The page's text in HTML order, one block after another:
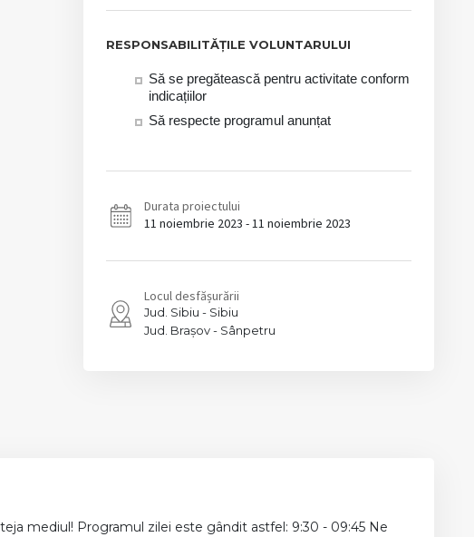
RESPONSABILITĂȚILE VOLUNTARULUI
Să se pregătească pentru activitate conform
indicațiilor
Să respecte programul anunțat
Durata proiectului
11 noiembrie 2023 - 11 noiembrie 2023
Locul desfășurării
Sibiu Sibiu
Brașov Sânpetru
mediul! Programul zilei este gândit astfel: 9:30 - 09:45 Ne